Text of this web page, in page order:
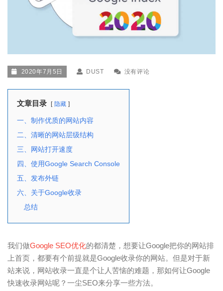
2020年7月5日 DUST 没有评论
文章目录 隐藏
一、制作优质的网站内容
二、清晰的网站层级结构
三、网站打开速度
四、使用Google Search Console
五、发布外链
六、关于Google收录
总结
我们做Google SEO优化的都清楚，想要让Google把你的网站排
上首页，都要有个前提就是Google收录你的网站。但是对于新
站来说，网站收录一直是个让人苦恼的难题，那如何让Google
快速收录网站呢？一尘SEO来分享一些方法。